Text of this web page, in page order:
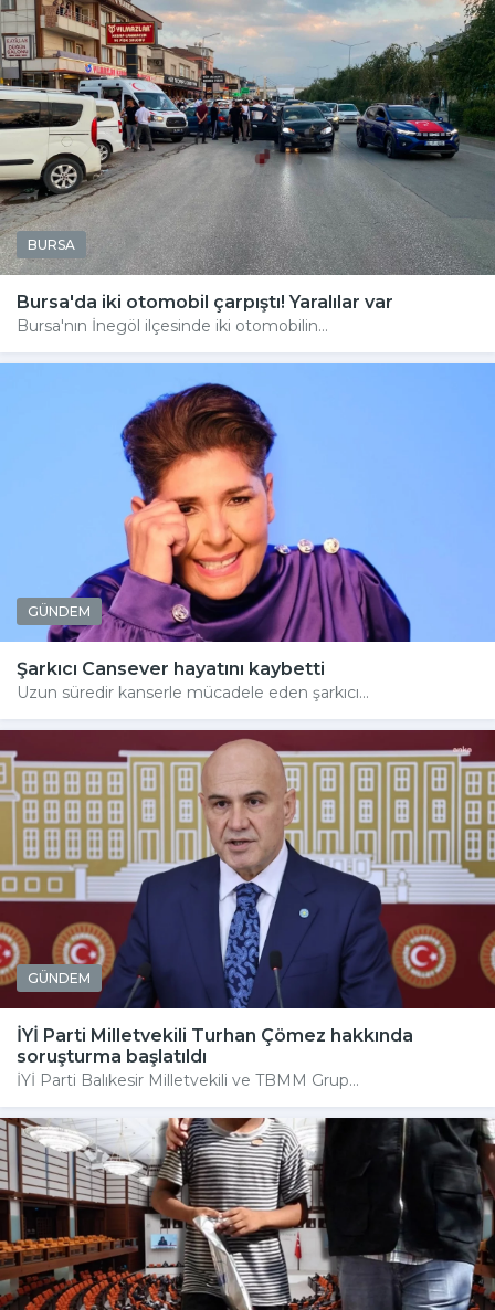
BURSA
Bursa'da iki otomobil çarpıştı! Yaralılar var
Bursa'nın İnegöl ilçesinde iki otomobilin...
GÜNDEM
Şarkıcı Cansever hayatını kaybetti
Uzun süredir kanserle mücadele eden şarkıcı...
GÜNDEM
İYİ Parti Milletvekili Turhan Çömez hakkında
soruşturma başlatıldı
İYİ Parti Balıkesir Milletvekili ve TBMM Grup...